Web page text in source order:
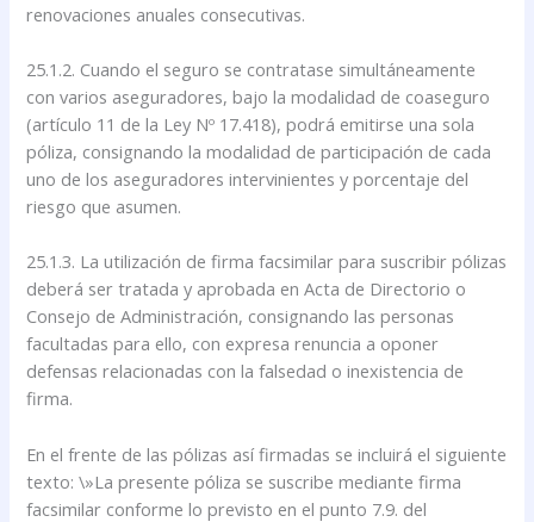
renovaciones anuales consecutivas.
25.1.2. Cuando el seguro se contratase simultáneamente
con varios aseguradores, bajo la modalidad de coaseguro
(artículo 11 de la Ley Nº 17.418), podrá emitirse una sola
póliza, consignando la modalidad de participación de cada
uno de los aseguradores intervinientes y porcentaje del
riesgo que asumen.
25.1.3. La utilización de firma facsimilar para suscribir pólizas
deberá ser tratada y aprobada en Acta de Directorio o
Consejo de Administración, consignando las personas
facultadas para ello, con expresa renuncia a oponer
defensas relacionadas con la falsedad o inexistencia de
firma.
En el frente de las pólizas así firmadas se incluirá el siguiente
texto: \»La presente póliza se suscribe mediante firma
facsimilar conforme lo previsto en el punto 7.9. del